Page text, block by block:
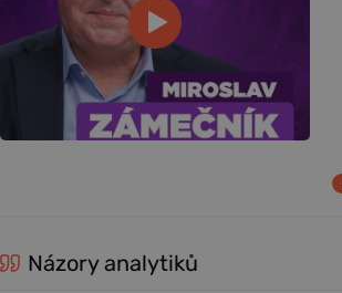
Názory analytiků